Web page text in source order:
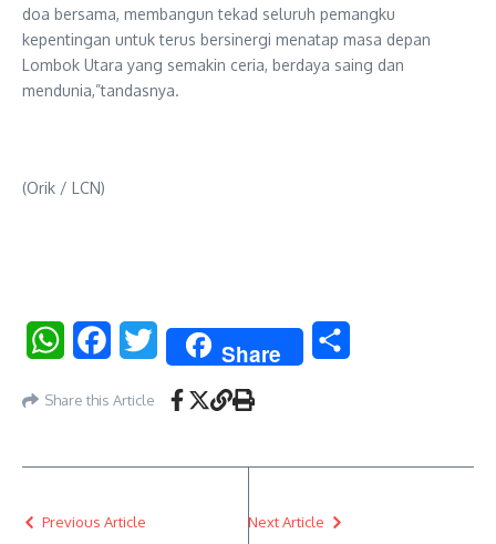
doa bersama, membangun tekad seluruh pemangku
kepentingan untuk terus bersinergi menatap masa depan
Lombok Utara yang semakin ceria, berdaya saing dan
mendunia,”tandasnya.
(Orik / LCN)
WhatsAppFacebookTwitter Share
Share this Article
Previous Article Next Article